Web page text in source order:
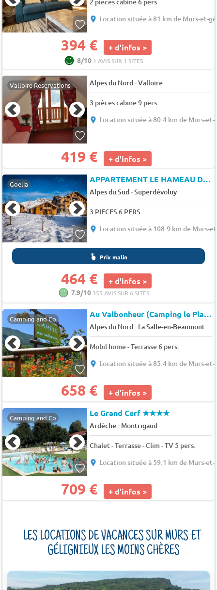
Location située à 81 km de Murs-et-
394 € + d'infos >
8/10 1 AVIS SUR 1 SITES
Valloire Reservations Alpes du Nord-Valloire
3 pièces cabine 9 pers.
Location située à 80.4 km de Murs-
419 € + d'infos >
Goelia APPARTEMENT LE HAMEAU DU PUY
Alpes du Sud-Superdévoluy
3 PIECES 6 PERS.
Location située à 108.9 km de Murs-
Prix malin
464 € + d'infos >
7.9/10 355 AVIS SUR 6 SITES
Camping and Co Au Valbonheur (Camping le Plan d'Eau)
Alpes du Nord- La Salle-en-Beaumont
Mobil home - Terrasse 6 pers.
Location située à 85.4 km de Murs-
658 € + d'infos >
Camping and Co Le Grand Cerf★★★★
Ardèche- Montrigaud
Chalet - Terrasse - Clim - TV 5 pers.
Location située à 59.1 km de Murs-
709 € + d'infos >
LES LOCATIONS DE VACANCES SUR MURS-ET-
GÉLIGNIEUX LES MOINS CHÈRES